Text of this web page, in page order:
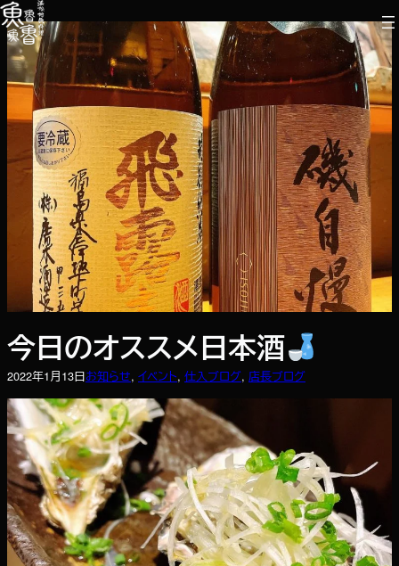
内
容
を
ス
ッ
今日のオススメ日本酒
2022年1月13日お知らせ, イベント, 仕入ブログ, 店長ブログ